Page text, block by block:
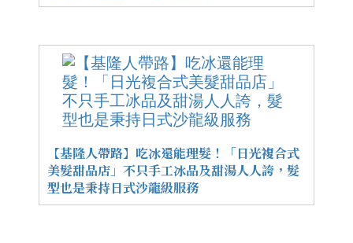
【基隆人帶路】吃冰還能理髮！「日光複合式
美髮甜品店」不只手工冰品及甜湯人人誇，髮
型也是秉持日式沙龍級服務